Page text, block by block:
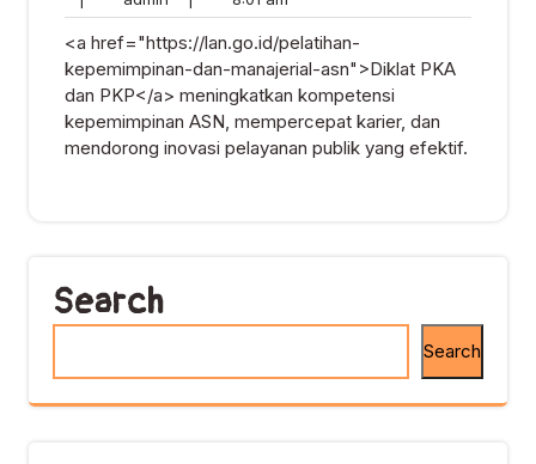
2026
am
<a href="https://lan.go.id/pelatihan-
kepemimpinan-dan-manajerial-asn">Diklat PKA
dan PKP</a> meningkatkan kompetensi
kepemimpinan ASN, mempercepat karier, dan
mendorong inovasi pelayanan publik yang efektif.
Search
Search